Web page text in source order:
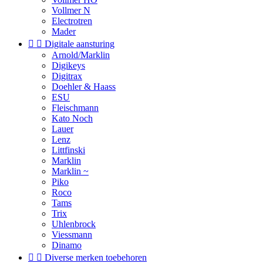
Vollmer N
Electrotren
Mader
  Digitale aansturing
Arnold/Marklin
Digikeys
Digitrax
Doehler & Haass
ESU
Fleischmann
Kato Noch
Lauer
Lenz
Littfinski
Marklin
Marklin ~
Piko
Roco
Tams
Trix
Uhlenbrock
Viessmann
Dinamo
  Diverse merken toebehoren